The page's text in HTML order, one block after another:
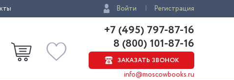
Войти Регистрация
+7 (495) 797-87-16
8 (800) 101-87-16
ЗАКАЗАТЬ ЗВОНОК
info@moscowbooks.ru